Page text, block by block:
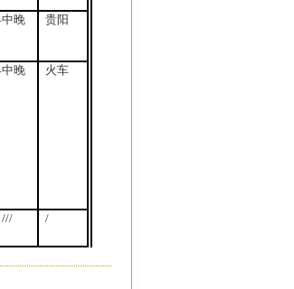
晚 贵阳
晚 火车
/// /